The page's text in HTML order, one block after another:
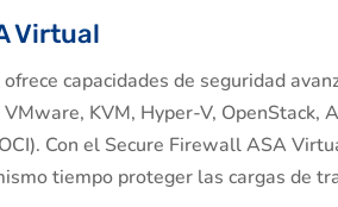
Virtual
capacidades de seguridad
KVM, Hyper-V,
Con el Secure Firewall ASA
tiempo proteger las cargas de